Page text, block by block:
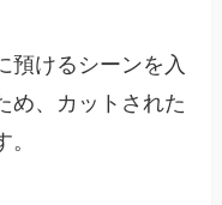
預けるシーンを入
め、カットされた